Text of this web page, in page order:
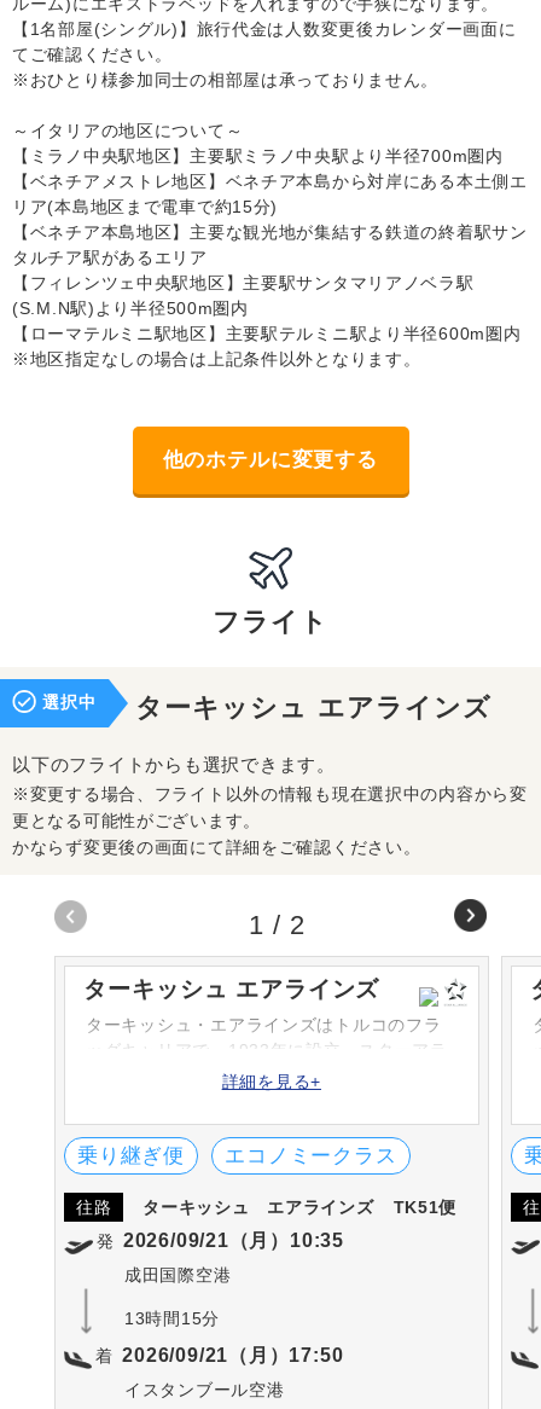
【1名部屋(シングル)】旅行代金は人数変更後カレンダー画面に
てご確認ください。
※おひとり様参加同士の相部屋は承っておりません。
～イタリアの地区について～
【ミラノ中央駅地区】主要駅ミラノ中央駅より半径700m圏内
【ベネチアメストレ地区】ベネチア本島から対岸にある本土側エ
リア(本島地区まで電車で約15分)
【ベネチア本島地区】主要な観光地が集結する鉄道の終着駅サン
タルチア駅があるエリア
【フィレンツェ中央駅地区】主要駅サンタマリアノベラ駅
(S.M.N駅)より半径500m圏内
【ローマテルミニ駅地区】主要駅テルミニ駅より半径600m圏内
※地区指定なしの場合は上記条件以外となります。
他のホテルに変更する
フライト
選択中 ターキッシュ エアラインズ
以下のフライトからも選択できます。
※変更する場合、フライト以外の情報も現在選択中の内容から変
更となる可能性がございます。
かならず変更後の画面にて詳細をご確認ください。
ターキッシュ エアラインズ
ターキッシュ・エアラインズはトルコのフラ
ッグキャリアで、1933年に設立。スターアラ
イアンスに加盟し、世界の各航空会社とのネ
たサービスで空の旅をおもてなしいたしま
す。
詳細を見る+
乗り継ぎ便 エコノミークラス
往路 ターキッシュ エアラインズ
TK51便
発 2026/09/21（月）10:35
成田国際空港
13時間15分
着 2026/09/21（月）17:50
イスタンブール空港
1 / 2